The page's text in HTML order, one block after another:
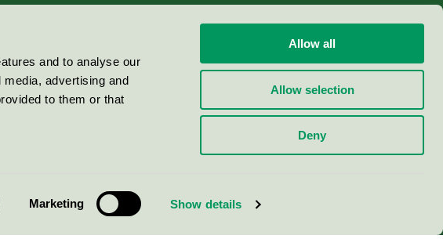
and to analyse our
advertising and
to them or that
Marketing Show details
Allow all
Allow selection
Deny